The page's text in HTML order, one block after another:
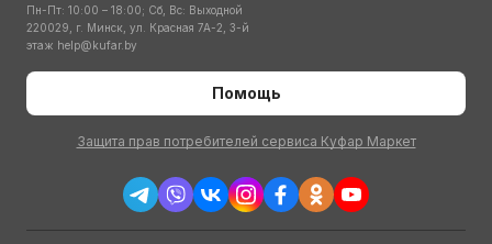
Пн-Пт: 10:00 – 18:00; Сб, Вс: Выходной
220029, г. Минск, ул. Красная 7А-2, 3-й
этаж help@kufar.by
Помощь
Защита прав потребителей сервиса Куфар Маркет